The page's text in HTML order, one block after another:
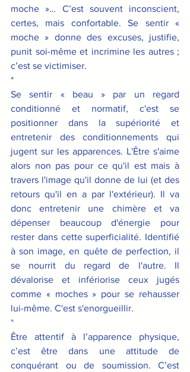
moche »… C’est souvent inconscient,
certes, mais confortable. Se sentir «
moche » donne des excuses, justifie,
punit soi-même et incrimine les autres ;
c’est se victimiser.
*
Se sentir « beau » par un regard
conditionné et normatif, c'est se
positionner dans la supériorité et
entretenir des conditionnements qui
jugent sur les apparences. L'Être s'aime
alors non pas pour ce qu'il est mais à
travers l'image qu'il donne de lui (et des
retours qu'il en a par l'extérieur). Il va
donc entretenir une chimère et va
dépenser beaucoup d'énergie pour
rester dans cette superficialité. Identifié
à son image, en quête de perfection, il
se nourrit du regard de l'autre. Il
dévalorise et infériorise ceux jugés
comme « moches » pour se rehausser
lui-même. C'est s'enorgueillir.
*
Être attentif à l’apparence physique,
c’est être dans une attitude de
conquérant ou de soumission. C’est